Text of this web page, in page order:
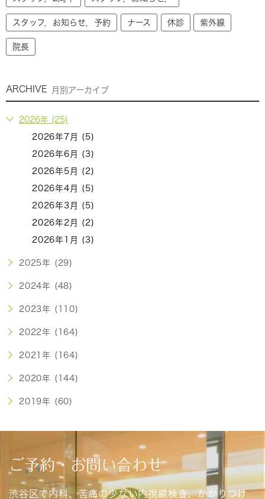
スタッフ，お知らせ，予約 ナース 休診 紫外線
院長
ARCHIVE 月別アーカイブ
2026年 (25)
2026年7月 (5)
2026年6月 (3)
2026年5月 (2)
2026年4月 (5)
2026年3月 (5)
2026年2月 (2)
2026年1月 (3)
2025年 (29)
2024年 (48)
2023年 (110)
2022年 (164)
2021年 (164)
2020年 (144)
2019年 (60)
ご予約・お問い合わせ
渋谷区で内科、苦痛の少ない内視鏡検査、かかりつけ